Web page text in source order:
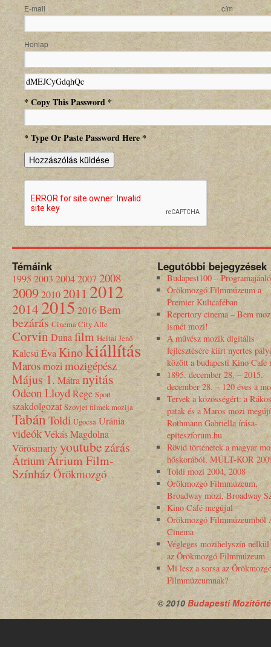
E-mail
Honlap
* Copy This Password *
* Type Or Paste Password Here *
Témáink
1995 2003 200420072008
2009201020112012
2014 2015 2016Bem
bezárás Cinema City Alle
Corvin Dunafilm Heltai Jenő
Kalcsú ÉvaKinokiállítás
Marosmozimozigépész
Május 1. Mátranyitás
Odeon LloydRege Sport
szakdolgozat Szovjet filmek mozija
TabánToldi Ugocsa Uránia
videókVékás Magdolna
Vörösmartyyoutubezárás
ÁtriumÁtrium Film-
SzínházÖrökmozgó
Legutóbbi bejegyzések
Budapest100 – Programajánló
Örökmozgó Filmmúzeum a
Premier Kultcaféban
Repertory cinema – Bem
ismét mozi!
A művész mozik digitális
fejlesztésére kiírt nyertes
között a budapesti Kino Cafe
1895. december 28. – 2015.
december 28. – 120 éves a
Tervek a közösségért: a
patak és a Maros mozi
Rothmann Gabriella írása-
epiteszforum.hu
Rövid történetek a magyar
hőskorából, MÚLT-KOR
Toldi mozi 2004, 2008
Örökmozgó Filmmúzeum,
Broadway mozi, Broadway
Kino Café megújul
Örökmozgó Filmmúzeumból
Cinema
Végleges mozihelyszín nélkül
az Örökmozgó Filmmúzeum
Mi lesz a sorsa az
Filmmúzeumnak?
© 2010 Budapesti